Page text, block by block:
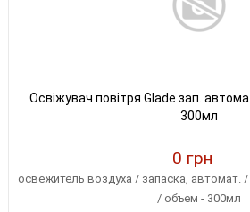
Освіжувач повітря Glade зап.
300мл
0 грн
освежитель воздуха / запаска, автомат.
/ объем - 300мл